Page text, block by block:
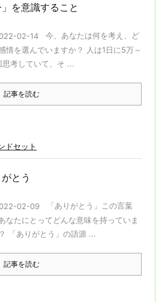
」を意識すること
02-14
今、あなたは何を考え、ど
情を選んでいますか？ 人は1日に5万～
思考していて、そ ...
記事を読む
ドセット
とう
02-09
「ありがとう」この言葉
なたにとってどんな意味を持っていま
「ありがとう」の語源 ...
記事を読む